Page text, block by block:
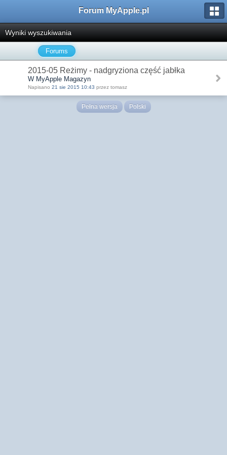
Forum MyApple.pl
Wyniki wyszukiwania
Forums
2015-05 Reżimy - nadgryziona część jabłka
W MyApple Magazyn
Napisano 21 sie 2015 10:43 przez tomasz
Pełna wersja Polski